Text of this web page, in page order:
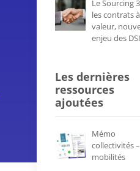
Le Sourcing
les contrats
valeur,
enjeu des DSI
Les dernières
ressources
ajoutées
Mémo
collectivités
mobilités